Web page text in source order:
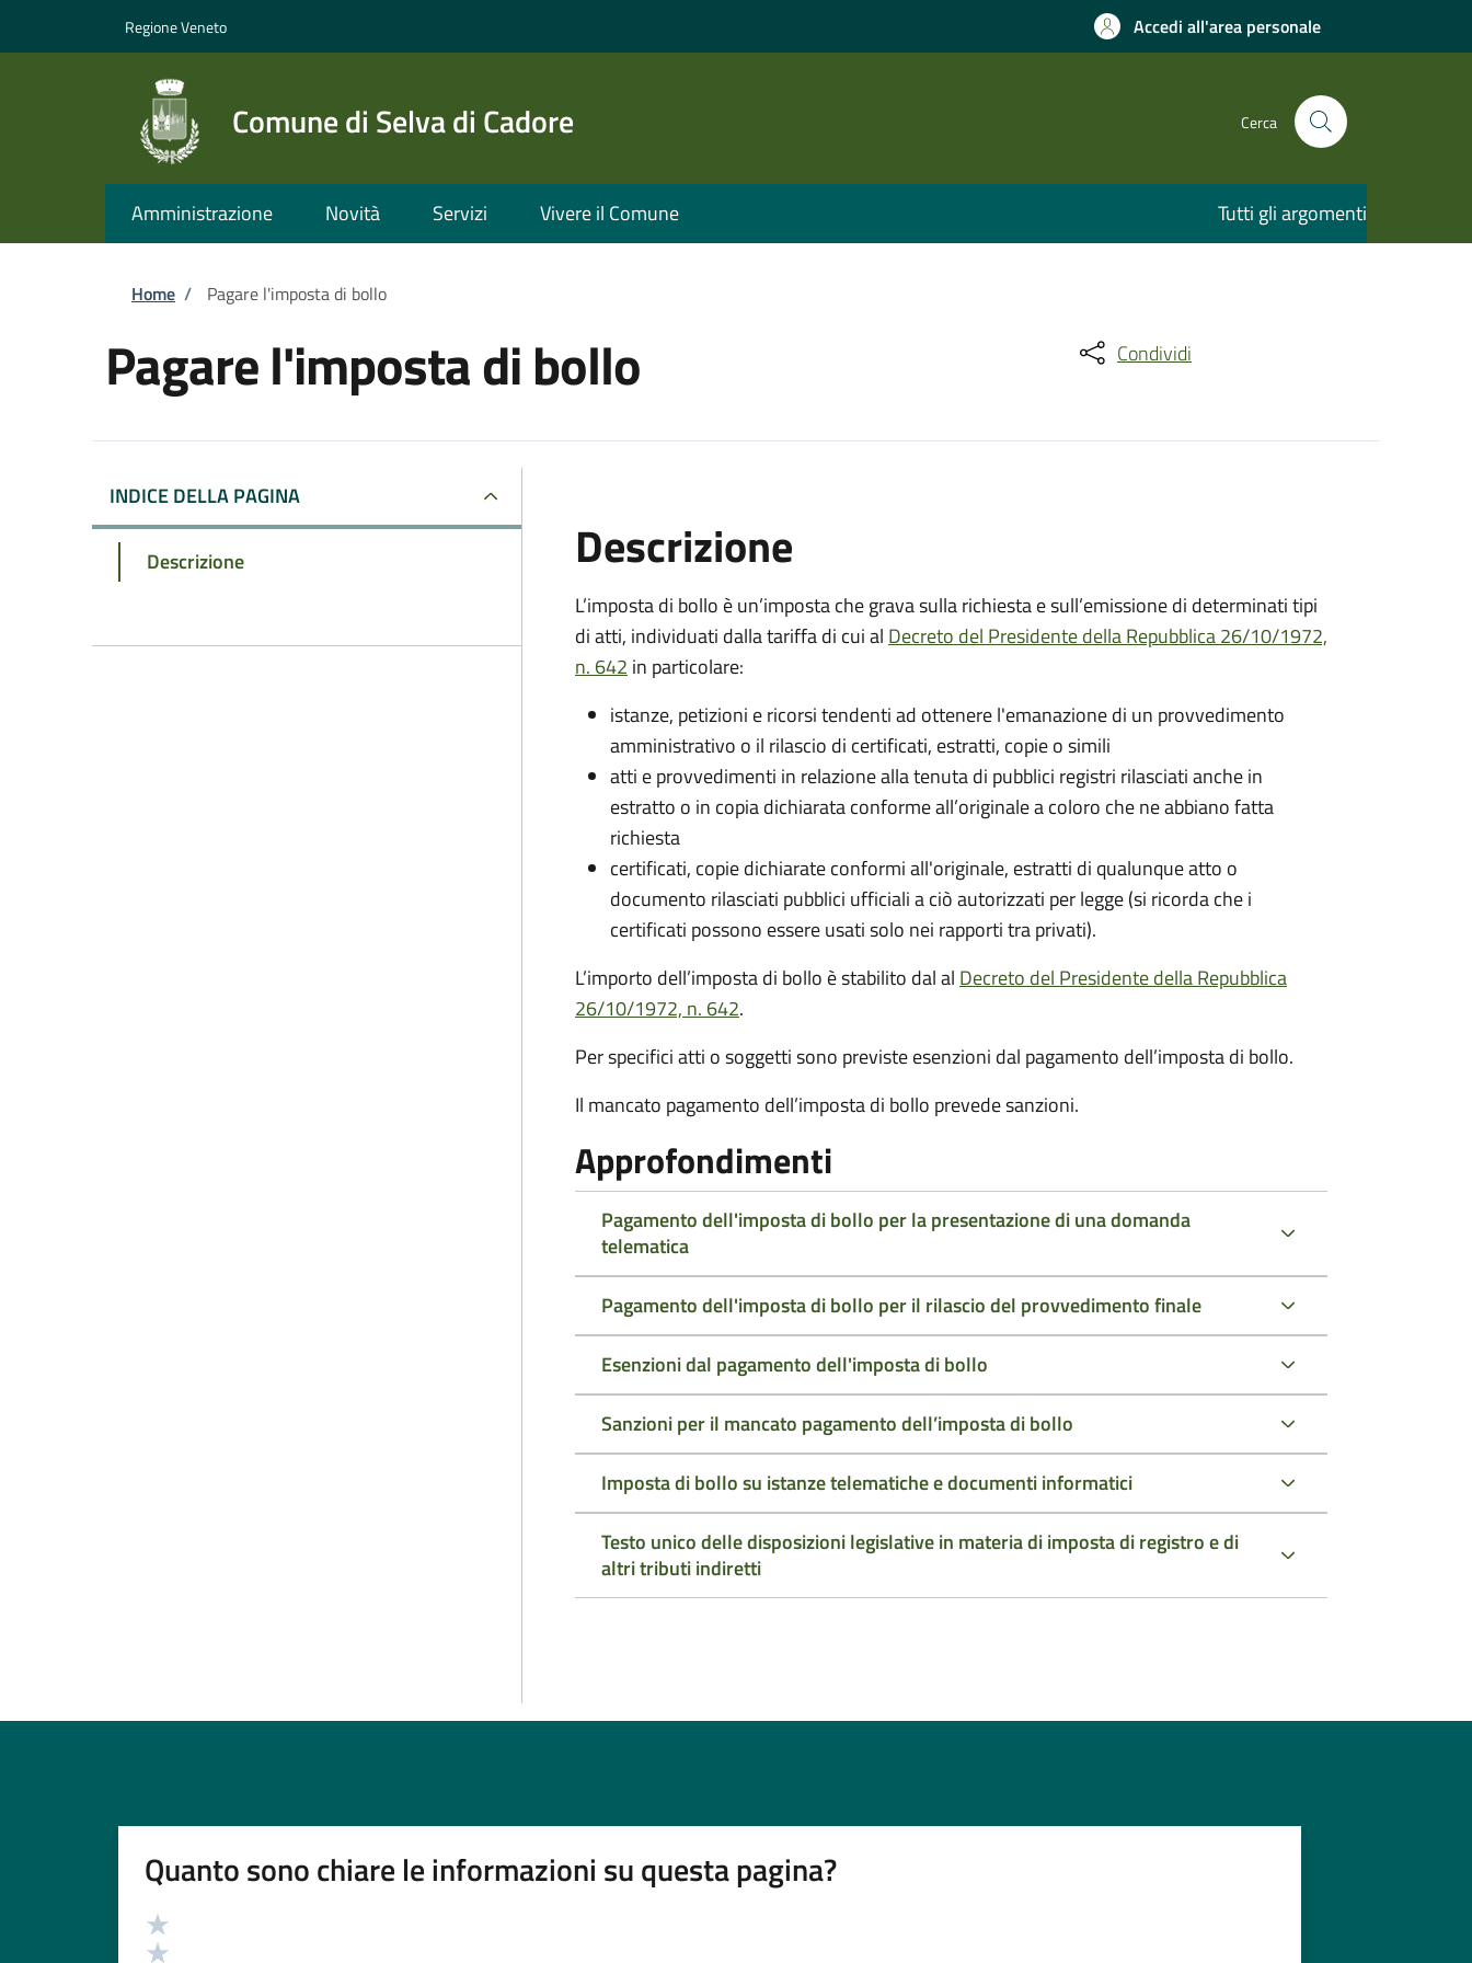
Regione Veneto Accedi all'area personale
Comune di Selva di Cadore Cerca
Amministrazione Novità Servizi Vivere il Comune Tutti gli argomenti
Briciole di pane
Home / Pagare l'imposta di bollo
Pagare l'imposta di bollo Condividi
INDICE DELLA PAGINA
Descrizione Descrizione
L’imposta di bollo è un’imposta che grava sulla richiesta e sull’emissione di determinati tipi
di atti, individuati dalla tariffa di cui al Decreto del Presidente della Repubblica 26/10/1972,
n. 642 in particolare:
istanze, petizioni e ricorsi tendenti ad ottenere l'emanazione di un provvedimento
amministrativo o il rilascio di certificati, estratti, copie o simili
atti e provvedimenti in relazione alla tenuta di pubblici registri rilasciati anche in
estratto o in copia dichiarata conforme all’originale a coloro che ne abbiano fatta
richiesta
certificati, copie dichiarate conformi all'originale, estratti di qualunque atto o
documento rilasciati pubblici ufficiali a ciò autorizzati per legge (si ricorda che i
certificati possono essere usati solo nei rapporti tra privati).
L’importo dell’imposta di bollo è stabilito dal al Decreto del Presidente della Repubblica
26/10/1972, n. 642.
Per specifici atti o soggetti sono previste esenzioni dal pagamento dell’imposta di bollo.
Il mancato pagamento dell’imposta di bollo prevede sanzioni.
Approfondimenti
Pagamento dell'imposta di bollo per la presentazione di una domanda
telematica
Pagamento dell'imposta di bollo per il rilascio del provvedimento finale
Esenzioni dal pagamento dell'imposta di bollo
Sanzioni per il mancato pagamento dell’imposta di bollo
Imposta di bollo su istanze telematiche e documenti informatici
Testo unico delle disposizioni legislative in materia di imposta di registro e di
altri tributi indiretti
Quanto sono chiare le informazioni su questa pagina?
Valutazione